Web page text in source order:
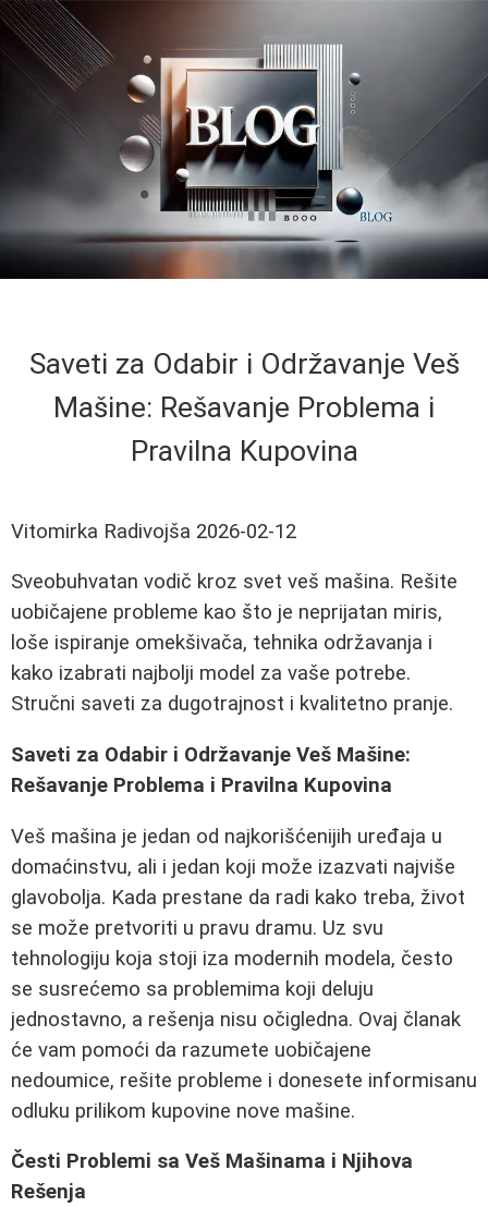
Saveti za Odabir i Održavanje Veš
Mašine: Rešavanje Problema i
Pravilna Kupovina
Vitomirka Radivojša 2026-02-12
Sveobuhvatan vodič kroz svet veš mašina. Rešite
uobičajene probleme kao što je neprijatan miris,
loše ispiranje omekšivača, tehnika održavanja i
kako izabrati najbolji model za vaše potrebe.
Stručni saveti za dugotrajnost i kvalitetno pranje.
Saveti za Odabir i Održavanje Veš Mašine:
Rešavanje Problema i Pravilna Kupovina
Veš mašina je jedan od najkorišćenijih uređaja u
domaćinstvu, ali i jedan koji može izazvati najviše
glavobolja. Kada prestane da radi kako treba, život
se može pretvoriti u pravu dramu. Uz svu
tehnologiju koja stoji iza modernih modela, često
se susrećemo sa problemima koji deluju
jednostavno, a rešenja nisu očigledna. Ovaj članak
će vam pomoći da razumete uobičajene
nedoumice, rešite probleme i donesete informisanu
odluku prilikom kupovine nove mašine.
Česti Problemi sa Veš Mašinama i Njihova
Rešenja